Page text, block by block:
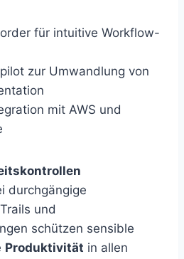
für intuitive Workflow-
zur Umwandlung von
mit AWS und
durchgängige
und
schützen sensible
Produktivität in allen